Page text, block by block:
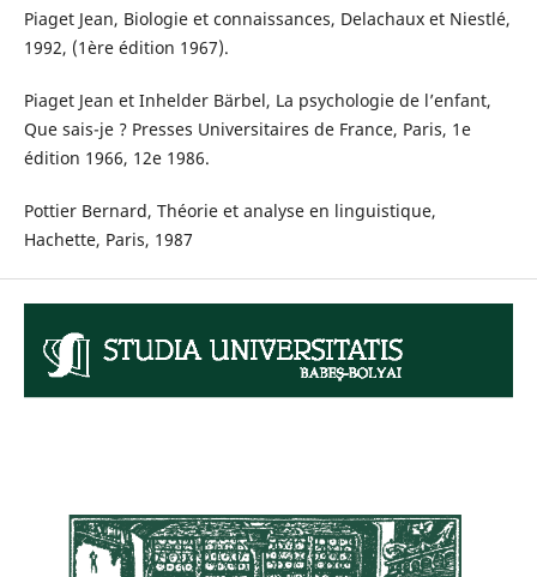
Piaget Jean, Biologie et connaissances, Delachaux et Niestlé,
1992, (1ère édition 1967).
Piaget Jean et Inhelder Bärbel, La psychologie de l’enfant,
Que sais-je ? Presses Universitaires de France, Paris, 1e
édition 1966, 12e 1986.
Pottier Bernard, Théorie et analyse en linguistique,
Hachette, Paris, 1987